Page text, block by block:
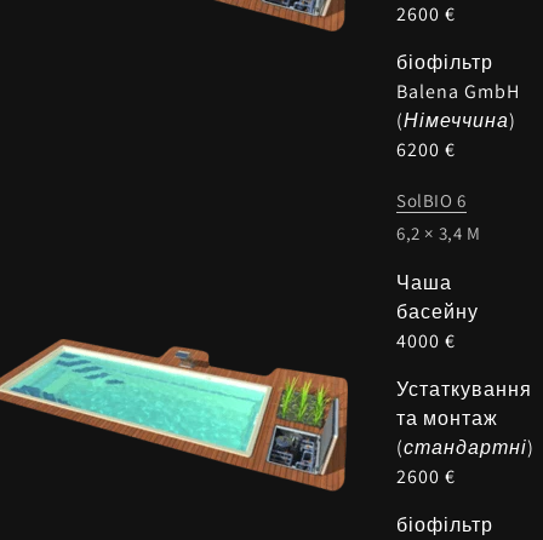
2600 €
біофільтр
Balena GmbH
(Німеччина)
6200 €
SolBIO 6
6,2 × 3,4 M
Чаша
басейну
4000 €
Устаткування
та монтаж
(стандартні)
2600 €
біофільтр